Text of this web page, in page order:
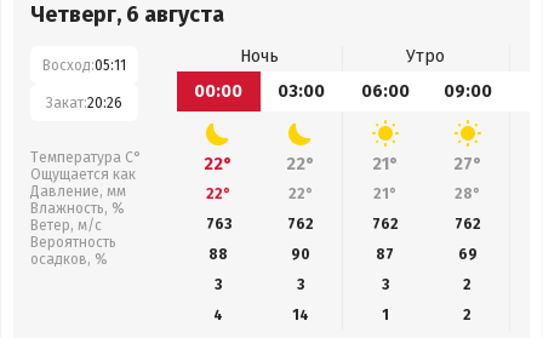
Четверг, 6 августа
Восход:05:11
Закат:20:26
Температура С°
Ощущается как
Давление, мм
Влажность, %
Ветер, м/с
Вероятность
осадков, %
Ночь
Утро
00:00
03:00 06:00 09:00
22° 22° 21° 27°
22° 22° 21° 28°
763
762 762 762
88
90 87
69
3
3 3
2
4
14 1 2